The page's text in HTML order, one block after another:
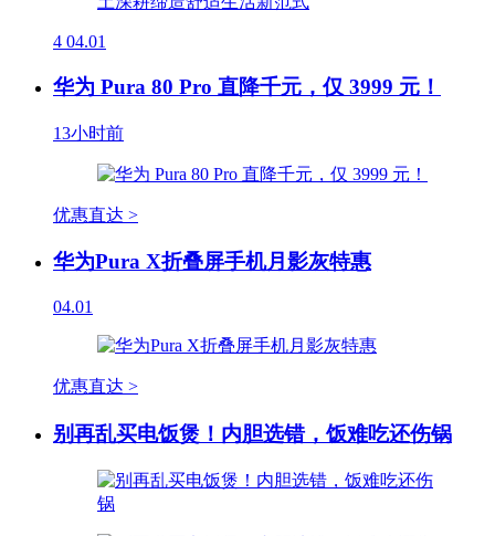
4 04.01
华为 Pura 80 Pro 直降千元，仅 3999 元！
13小时前
优惠直达 >
华为Pura X折叠屏手机月影灰特惠
04.01
优惠直达 >
别再乱买电饭煲！内胆选错，饭难吃还伤锅